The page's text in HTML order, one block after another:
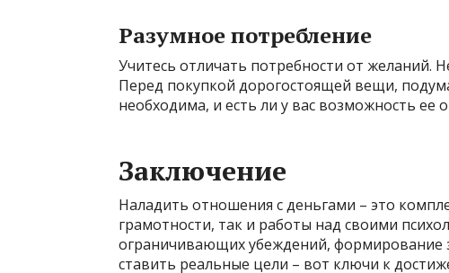
Разумное потребление
Учитесь отличать потребности от желаний.
Перед покупкой дорогостоящей вещи,
необходима, и есть ли у вас возможность ее
Заключение
Наладить отношения с деньгами – это
грамотности, так и работы над своими
ограничивающих убеждений, формирование
ставить реальные цели – вот ключи к